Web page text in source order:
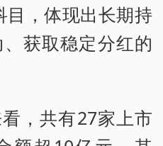
目，体现出长期持
获取稳定分红的
，共有27家上市